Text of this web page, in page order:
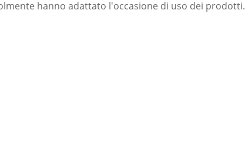
hanno adattato l'occasione di uso dei prodotti.